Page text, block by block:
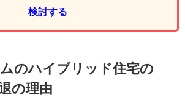
検討する
のハイブリッド住宅の
の理由